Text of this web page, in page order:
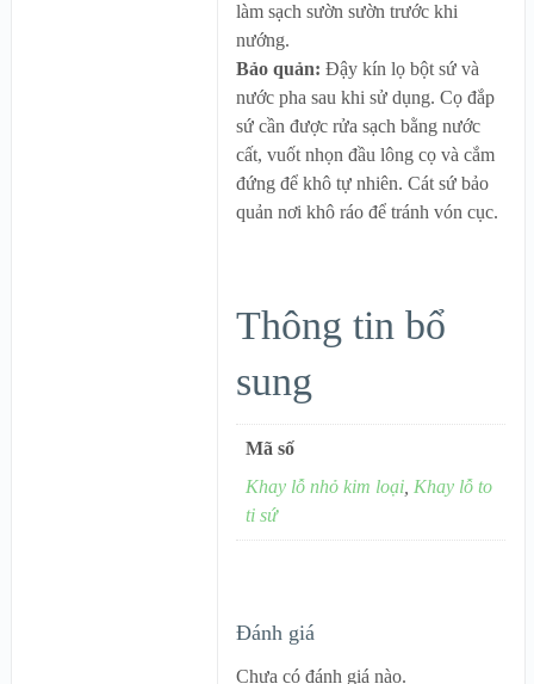
làm sạch sườn sườn trước khi
nướng.
Bảo quản: Đậy kín lọ bột sứ và
nước pha sau khi sử dụng. Cọ đắp
sứ cần được rửa sạch bằng nước
cất, vuốt nhọn đầu lông cọ và cắm
đứng để khô tự nhiên. Cát sứ bảo
quản nơi khô ráo để tránh vón cục.
Thông tin bổ
sung
Mã số
Khay lỗ nhỏ kim loại Khay lỗ to
ti sứ
Đánh giá
Chưa có đánh giá nào.